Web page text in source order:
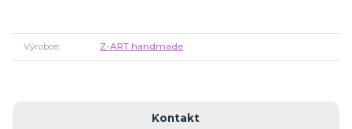
Výrobce Z-ART handmade
Kontakt